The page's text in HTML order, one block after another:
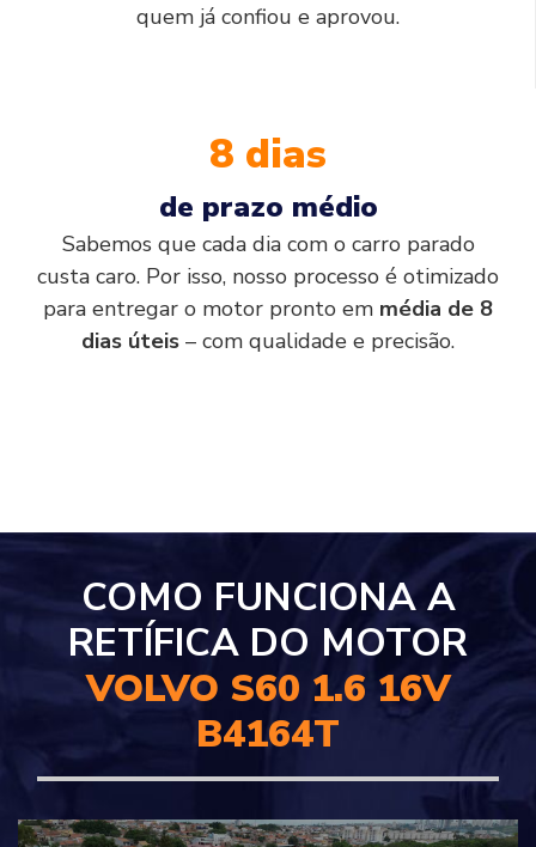
quem já confiou e aprovou.
8 dias
de prazo médio
Sabemos que cada dia com o carro parado
custa caro. Por isso, nosso processo é otimizado
para entregar o motor pronto em média de 8
dias úteis – com qualidade e precisão.
COMO FUNCIONA A
RETÍFICA DO MOTOR
VOLVO S60 1.6 16V
B4164T